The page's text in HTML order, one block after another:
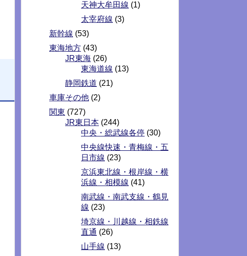
天神大牟田線 (1)
太宰府線 (3)
新幹線 (53)
東海地方 (43)
JR東海 (26)
東海道線 (13)
静岡鉄道 (21)
車庫その他 (2)
関東 (727)
JR東日本 (244)
中央・総武線各停 (30)
中央線快速・青梅線・五
日市線 (23)
京浜東北線・根岸線・横
浜線・相模線 (41)
南武線・南武支線・鶴見
線 (23)
埼京線・川越線・相鉄線
直通 (26)
山手線 (13)